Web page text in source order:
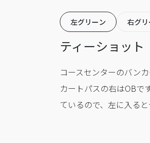
左グリーン 右グ
ティーショット
コースセンターのバン
カートパスの右はOBで
ているので、左に入る